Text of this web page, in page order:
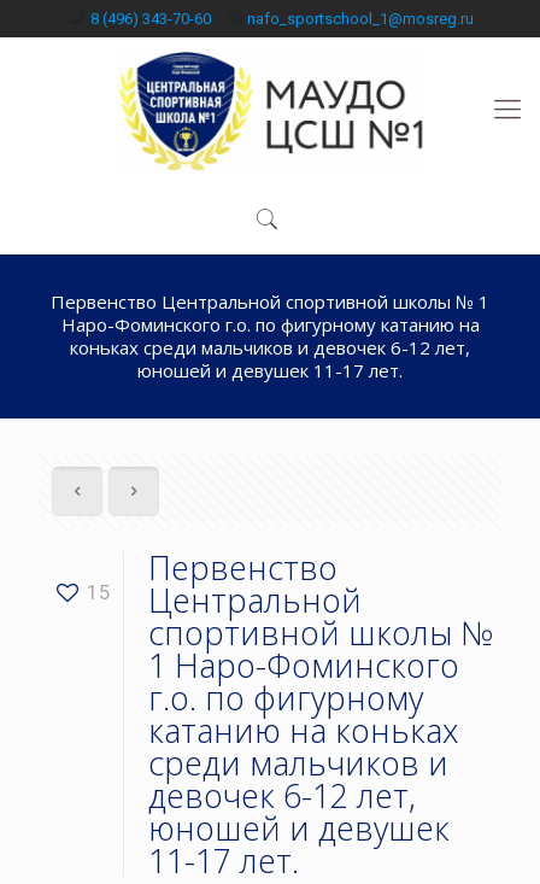
8 (496) 343-70-60 nafo_sportschool_1@mosreg.ru
Первенство Центральной спортивной школы № 1
Наро-Фоминского г.о. по фигурному катанию на
коньках среди мальчиков и девочек 6-12 лет,
юношей и девушек 11-17 лет.
15
Первенство
Центральной
спортивной школы №
1 Наро-Фоминского
г.о. по фигурному
катанию на коньках
среди мальчиков и
девочек 6-12 лет,
юношей и девушек
11-17 лет.